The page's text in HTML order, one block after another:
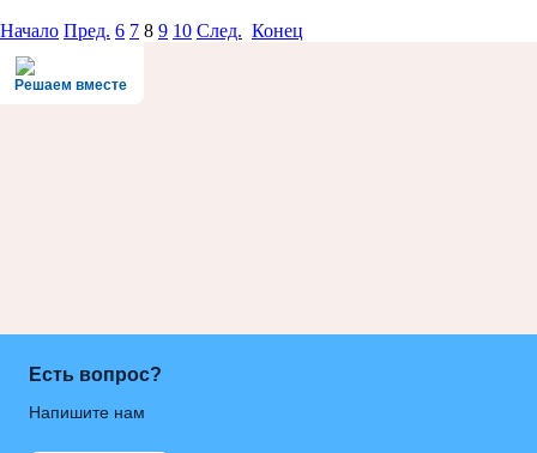
Начало Пред. 6 7 8 9 10 След. Конец
Решаем вместе
Есть вопрос?
Напишите нам